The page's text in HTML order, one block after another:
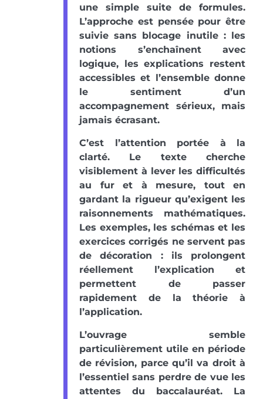
une simple suite de formules.
L’approche est pensée pour être
suivie sans blocage inutile : les
notions s’enchaînent avec
logique, les explications restent
accessibles et l’ensemble donne
le sentiment d’un
accompagnement sérieux, mais
jamais écrasant.
C’est l’attention portée à la
clarté. Le texte cherche
visiblement à lever les difficultés
au fur et à mesure, tout en
gardant la rigueur qu’exigent les
raisonnements mathématiques.
Les exemples, les schémas et les
exercices corrigés ne servent pas
de décoration : ils prolongent
réellement l’explication et
permettent de passer
rapidement de la théorie à
l’application.
L’ouvrage semble
particulièrement utile en période
de révision, parce qu’il va droit à
l’essentiel sans perdre de vue les
attentes du baccalauréat. La